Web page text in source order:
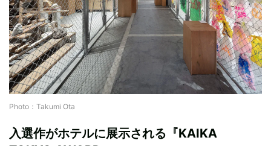
Photo：Takumi Ota
入選作がホテルに展示される『KAIKA